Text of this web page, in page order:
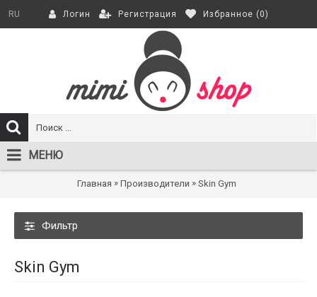
RU Логин Регистрация Избранное (0)
МЕНЮ
Главная » Производители » Skin Gym
Фильтр
Skin Gym